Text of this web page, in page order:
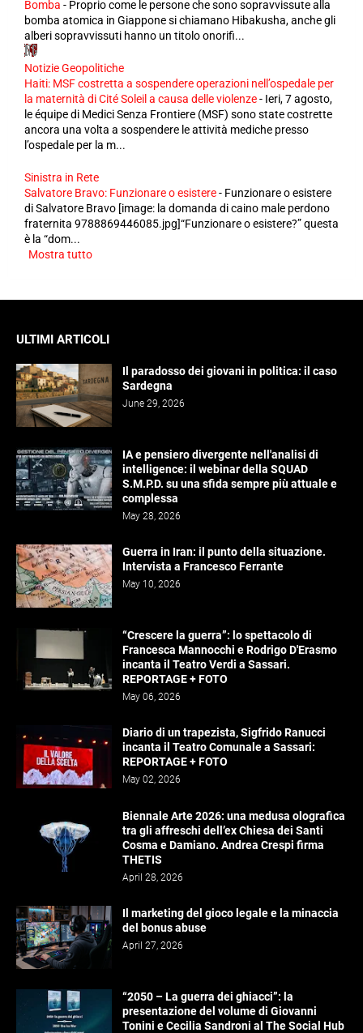
Bomba - Proprio come le persone che sono sopravvissute alla
bomba atomica in Giappone si chiamano Hibakusha, anche gli
alberi sopravvissuti hanno un titolo onorifi...
Notizie Geopolitiche
Haiti: MSF costretta a sospendere operazioni nell’ospedale per
la maternità di Cité Soleil a causa delle violenze- Ieri, 7 agosto,
le équipe di Medici Senza Frontiere (MSF) sono state costrette
ancora una volta a sospendere le attività mediche presso
l’ospedale per la m...
Sinistra in Rete
Salvatore Bravo: Funzionare o esistere- Funzionare o esistere
di Salvatore Bravo [image: la domanda di caino male perdono
fraternita 9788869446085.jpg]“Funzionare o esistere?” questa
è la “dom...
Mostra tutto
ULTIMI ARTICOLI
Il paradosso dei giovani in politica: il caso
Sardegna
June 29, 2026
IA e pensiero divergente nell'analisi di
intelligence: il webinar della SQUAD
S.M.P.D. su una sfida sempre più attuale e
complessa
May 28, 2026
Guerra in Iran: il punto della situazione.
Intervista a Francesco Ferrante
May 10, 2026
“Crescere la guerra”: lo spettacolo di
Francesca Mannocchi e Rodrigo D'Erasmo
incanta il Teatro Verdi a Sassari.
REPORTAGE + FOTO
May 06, 2026
Diario di un trapezista, Sigfrido Ranucci
incanta il Teatro Comunale a Sassari:
REPORTAGE + FOTO
May 02, 2026
Biennale Arte 2026: una medusa olografica
tra gli affreschi dell’ex Chiesa dei Santi
Cosma e Damiano. Andrea Crespi firma
THETIS
April 28, 2026
Il marketing del gioco legale e la minaccia
del bonus abuse
April 27, 2026
“2050 – La guerra dei ghiacci”: la
presentazione del volume di Giovanni
Tonini e Cecilia Sandroni al The Social Hub